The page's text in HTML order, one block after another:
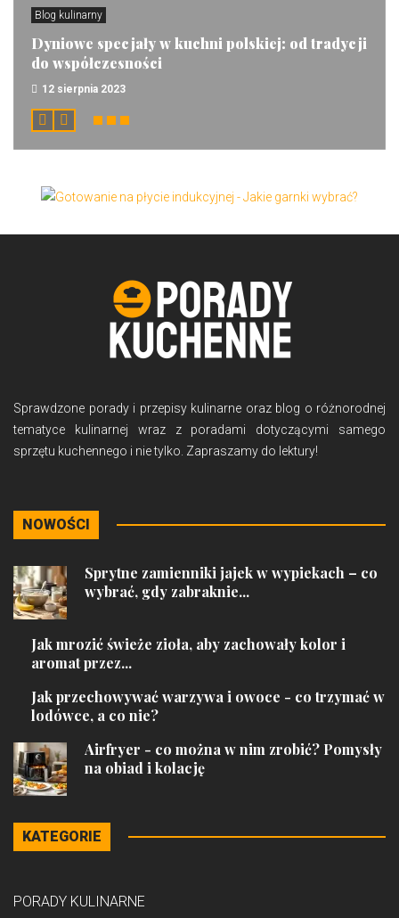
Blog kulinarny
Dyniowe specjały w kuchni polskiej: od tradycji
do współczesności
12 sierpnia 2023
Sprawdzone porady i przepisy kulinarne oraz blog o różnorodnej
tematyce kulinarnej wraz z poradami dotyczącymi samego
sprzętu kuchennego i nie tylko. Zapraszamy do lektury!
NOWOŚCI
Sprytne zamienniki jajek w wypiekach – co
wybrać, gdy zabraknie...
Jak mrozić świeże zioła, aby zachowały kolor i
aromat przez...
Jak przechowywać warzywa i owoce - co trzymać w
lodówce, a co nie?
Airfryer - co można w nim zrobić? Pomysły
na obiad i kolację
KATEGORIE
PORADY KULINARNE